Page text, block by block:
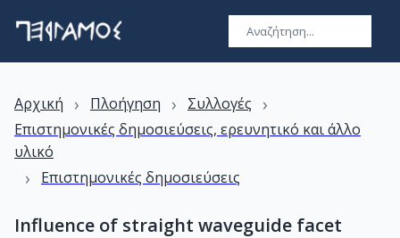
Αρχική › Πλοήγηση › Συλλογές ›
Επιστημονικές δημοσιεύσεις, ερευνητικό και άλλο
υλικό
› Επιστημονικές δημοσιεύσεις
Influence of straight waveguide facet